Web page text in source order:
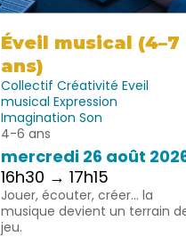
Éveil musical (4–7
ans)
Collectif Créativité Eveil
musical Expression
Imagination Son
4-6 ans
mercredi 26 août
16h30 → 17h15
Jouer, écouter, créer… la
musique devient un terrain
jeu.